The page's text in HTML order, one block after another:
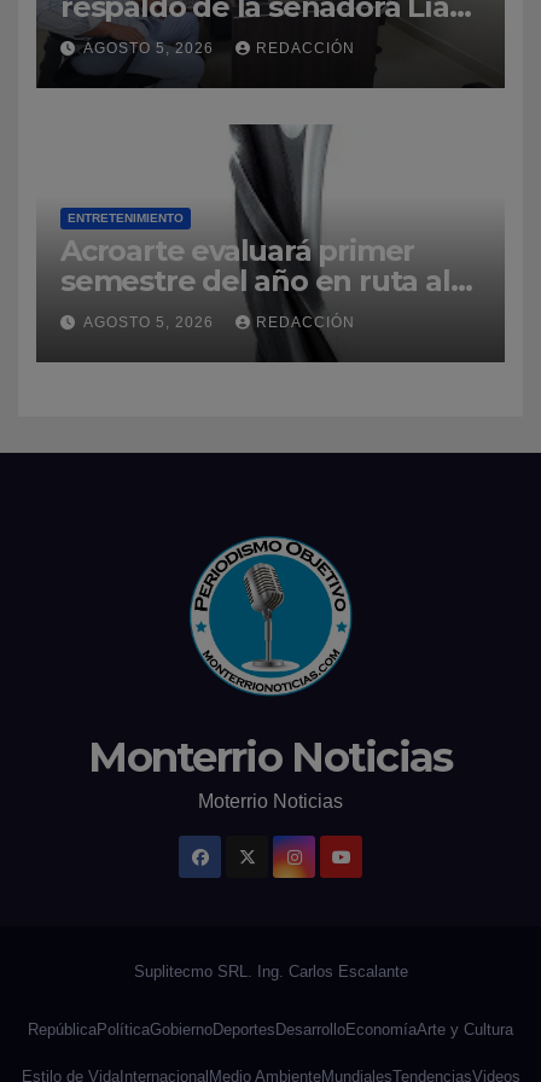
Díaz para fortalecer la UASD-
Azua
AGOSTO 5, 2026 REDACCIÓN
ENTRETENIMIENTO
Acroarte evaluará primer
semestre del año en ruta al
Premios Soberano 2027
AGOSTO 5, 2026 REDACCIÓN
Monterrio Noticias
Moterrio Noticias
RepúblicaPolíticaGobiernoDeportes DesarrolloEconomíaArte y Cultura
Estilo de VidaInternacional Medio AmbienteMundialesTendenciasVideos